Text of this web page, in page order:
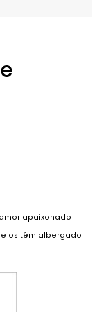
apaixonado
os têm albergado